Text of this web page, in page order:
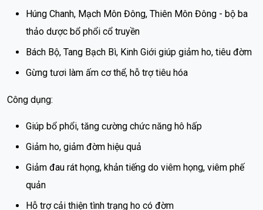
Húng Chanh, Mạch Môn Đông, Thiên Môn Đông - bộ ba
thảo dược bổ phổi cổ truyền
Bách Bộ, Tang Bạch Bì, Kinh Giới giúp giảm ho, tiêu đờm
Gừng tươi làm ấm cơ thể, hỗ trợ tiêu hóa
Công dụng:
Giúp bổ phổi, tăng cường chức năng hô hấp
Giảm ho, giảm đờm hiệu quả
Giảm đau rát họng, khản tiếng do viêm họng, viêm phế
quản
Hỗ trợ cải thiện tình trạng ho có đờm